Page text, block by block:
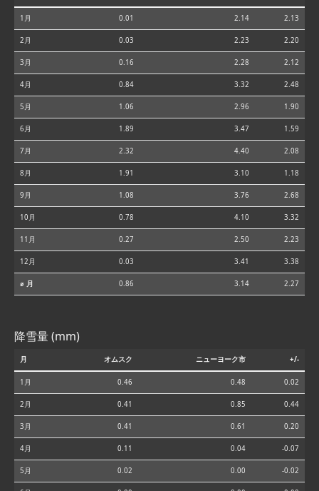
1月 0.01 2.14 2.13
2月 0.03 2.23 2.20
3月 0.16 2.28 2.12
4月 0.84 3.32 2.48
5月 1.06 2.96 1.90
6月 1.89 3.47 1.59
7月 2.32 4.40 2.08
8月 1.91 3.10 1.18
9月 1.08 3.76 2.68
10月 0.78 4.10 3.32
11月 0.27 2.50 2.23
12月 0.03 3.41 3.38
⌀ 月 0.86 3.14 2.27
降雪量 (mm)
月 オムスク ニューヨーク市 +/-
1月 0.46 0.48 0.02
2月 0.41 0.85 0.44
3月 0.41 0.61 0.20
4月 0.11 0.04 -0.07
5月 0.02 0.00 -0.02